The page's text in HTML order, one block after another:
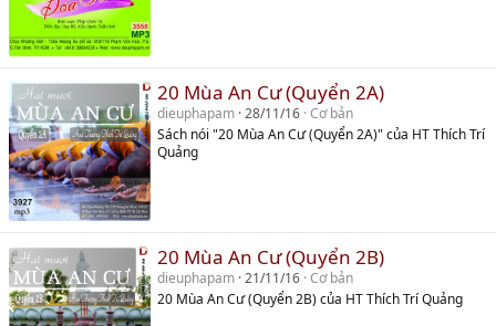
20 Mùa An Cư (Quyển 2A)
dieuphapam 28/11/16 Cơ bản
Sách nói "20 Mùa An Cư (Quyển 2A)" của HT Thích Trí
Quảng
20 Mùa An Cư (Quyển 2B)
dieuphapam 21/11/16 Cơ bản
20 Mùa An Cư (Quyển 2B) của HT Thích Trí Quảng